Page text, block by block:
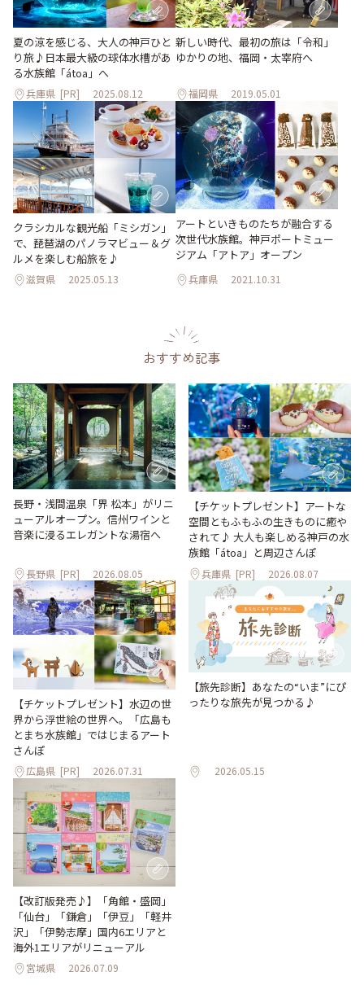
夏の涼を感じる、大人の神戸ひと
り旅♪日本最大級の球体水槽があ
る水族館「átoa」へ
兵庫県 [PR] 2025.08.12
新しい時代、最初の旅は「令和」
ゆかりの地、福岡・太宰府へ
福岡県 2019.05.01
クラシカルな観光船「ミシガン」
で、琵琶湖のパノラマビュー＆グ
ルメを楽しむ船旅を♪
滋賀県 2025.05.13
アートといきものたちが融合する
次世代水族館。神戸ポートミュー
ジアム「アトア」オープン
兵庫県 2021.10.31
おすすめ記事
長野・浅間温泉「界 松本」がリニ
ューアルオープン。信州ワインと
音楽に浸るエレガントな湯宿へ
長野県 [PR] 2026.08.05
【チケットプレゼント】アートな
空間ともふもふの生きものに癒や
されて♪ 大人も楽しめる神戸の水
族館「átoa」と周辺さんぽ
兵庫県 [PR] 2026.08.07
【チケットプレゼント】水辺の世
界から浮世絵の世界へ。「広島も
とまち水族館」ではじまるアート
さんぽ
広島県 [PR] 2026.07.31
【旅先診断】あなたの“いま”にぴ
ったりな旅先が見つかる♪
2026.05.15
【改訂版発売♪】「角館・盛岡」
「仙台」「鎌倉」「伊豆」「軽井
沢」「伊勢志摩」国内6エリアと
海外1エリアがリニューアル
宮城県 2026.07.09